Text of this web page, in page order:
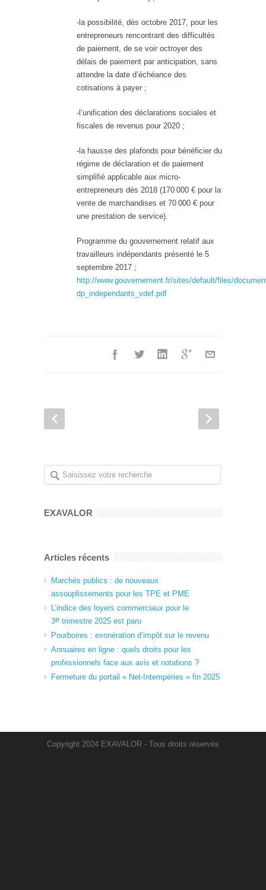
-la possibilité, dès octobre 2017, pour les
entrepreneurs rencontrant des difficultés
de paiement, de se voir octroyer des
délais de paiement par anticipation, sans
attendre la date d’échéance des
cotisations à payer ;
-l’unification des déclarations sociales et
fiscales de revenus pour 2020 ;
-la hausse des plafonds pour bénéficier du
régime de déclaration et de paiement
simplifié applicable aux micro-
entrepreneurs dès 2018 (170 000 € pour la
vente de marchandises et 70 000 € pour
une prestation de service).
Programme du gouvernement relatif aux
travailleurs indépendants présenté le 5
septembre 2017 ;
http://www.gouvernement.fr/sites/default/files/
dp_independants_vdef.pdf
EXAVALOR
Articles récents
Marchés publics : de nouveaux
assouplissements pour les TPE et PME
L’indice des loyers commerciaux pour le
3e trimestre 2025 est paru
Pourboires : exonération d’impôt sur le revenu
Annuaires en ligne : quels droits pour les
professionnels face aux avis et notations ?
Fermeture du portail « Net-Intempéries » fin 2025
Copyright 2024 EXAVALOR - Tous droits réservés